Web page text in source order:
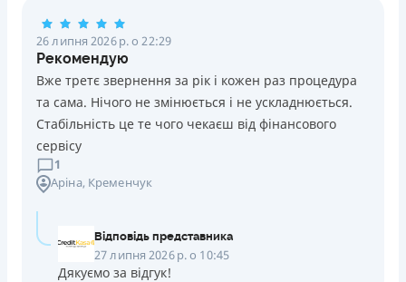
Погашення
Оплата на розрахунковий рахунок
Онлайн (через сайт або інтернет-банкінг)
Через термінали Приватбанку
Через термінали самообслуговування
Ліцензія НБУ
Ліцензія переоформлена 14.03.2024 р.
Вся інформація про кредит
ОТРИМАТИ ПОЗИКУ
26 липня 2026 р. о 22:29
Рекомендую
Вже третє звернення за рік і кожен раз процедура
та сама. Нічого не змінюється і не ускладнюється.
Стабільність це те чого чекаєш від фінансового
сервісу
1
Аріна, Кременчук
Відповідь представника
27 липня 2026 р. о 10:45
Дякуємо за відгук!